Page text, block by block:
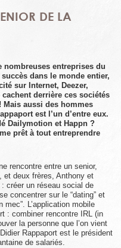
DE LA
nombreuses entreprises du
dans le monde entier,
sur Internet, Deezer,
derrière ces sociétés
Mais aussi des hommes
est l’un d’entre eux.
Dailymotion et Happn ?
prêt à tout entreprendre
rencontre entre un senior,
et deux frères, Anthony et
créer un réseau social de
concentrer sur le “dating” et
mec”. L’application mobile
: combiner rencontre IRL (in
la personne que l’on vient
Rappaport est le président
de salariés.